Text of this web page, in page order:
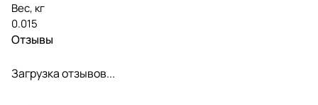
Вес, кг
0.015
Отзывы
Загрузка отзывов...